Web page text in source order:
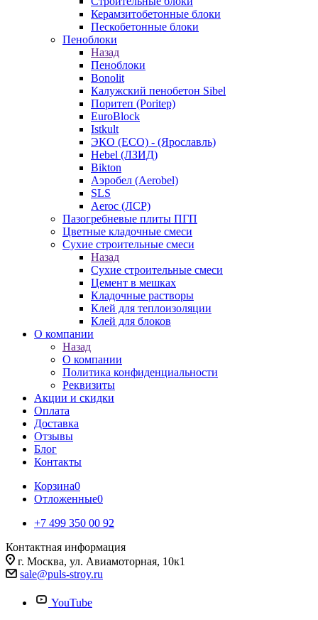
Керамзитобетонные блоки
Пескобетонные блоки
Пеноблоки
Назад
Пеноблоки
Bonolit
Калужский пенобетон Sibel
Поритеп (Poritep)
EuroBlock
Istkult
ЭКО (ECO) - (Ярославль)
Hebel (ЛЗИД)
Bikton
Аэробел (Aerobel)
SLS
Aeroc (ЛСР)
Пазогребневые плиты ПГП
Цветные кладочные смеси
Сухие строительные смеси
Назад
Сухие строительные смеси
Цемент в мешках
Кладочные растворы
Клей для теплоизоляции
Клей для блоков
О компании
Назад
О компании
Политика конфиденциальности
Реквизиты
Акции и скидки
Оплата
Доставка
Отзывы
Блог
Контакты
Корзина0
Отложенные0
+7 499 350 00 92
Контактная информация
г. Москва, ул. Авиамоторная, 10к1
sale@puls-stroy.ru
YouTube